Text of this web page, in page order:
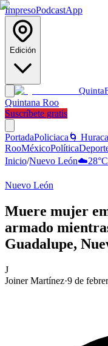
ImpresoPodcastApp
Edición
Quinta
Quintana Roo
Suscríbete gratis
PortadaPoliciaca 🌀
RooMéxicoPolítica
Inicio/Nuevo León☁️28°C
Nuevo León
Muere mujer
armado
Guadalupe,
J
Joiner Martínez·9 de